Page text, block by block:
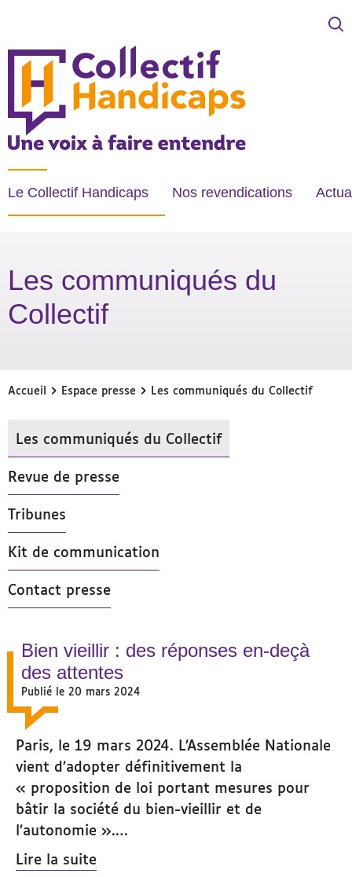
Une voix à faire entendre
Le Collectif Handicaps Nos revendications
Les communiqués du
Collectif
Accueil › Espace presse › Les communiqués du Collectif
Les communiqués du Collectif
- Actif
Revue de presse
Tribunes
Kit de communication
Contact presse
Bien vieillir : des réponses en-deçà
des attentes
Publié le 20 mars 2024
Paris, le 19 mars 2024. L’Assemblée Nationale
vient d’adopter définitivement la
« proposition de loi portant mesures pour
bâtir la société du bien-vieillir et de
l’autonomie ».…
Lire la suite